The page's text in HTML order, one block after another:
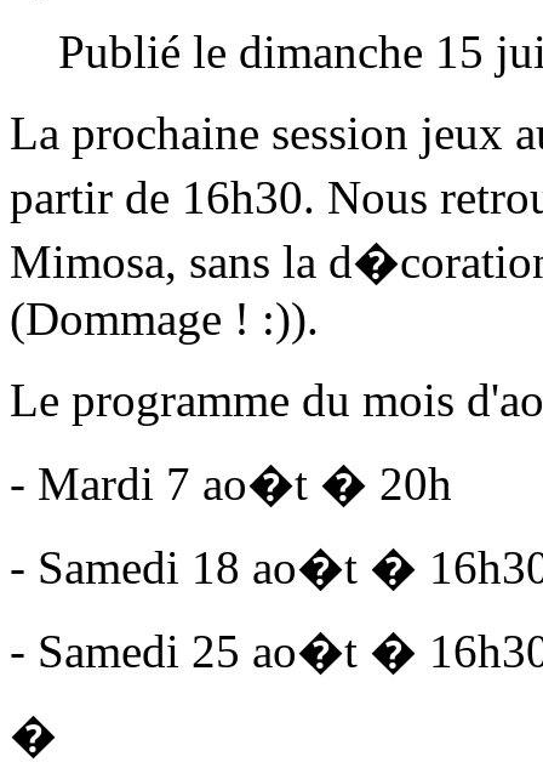
Publié le dimanche 15
La prochaine session jeux
partir de 16h30. Nous
Mimosa, sans la
(Dommage ! :)).
Le programme du mois
- Mardi 7 ao�t � 20h
- Samedi 18 ao�t �
- Samedi 25 ao�t �
�